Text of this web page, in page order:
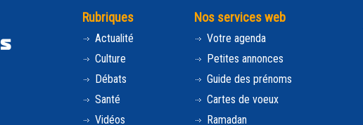
Rubriques
Actualité
Culture
Débats
Santé
Vidéos
Nos services web
Votre agenda
Petites annonces
Guide des prénoms
Cartes de voeux
Ramadan